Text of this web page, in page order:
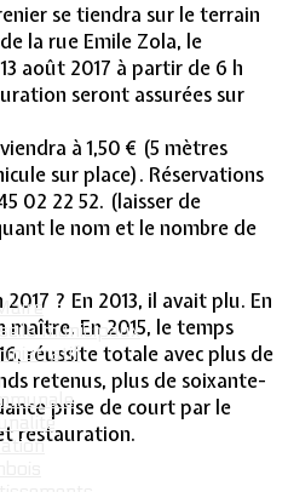
municipaux
se tiendra sur le terrain
la rue Emile Zola, le
13 août 2017 à partir de 6 h
seront assurées sur
à 1,50 € (5 mètres
sur place). Réservations
02 22 52. (laisser de
le nom et le nombre de
? En 2013, il avait plu. En
maître. En 2015, le temps
réussite totale avec plus de
retenus, plus de soixante-
prise de court par le
restauration.